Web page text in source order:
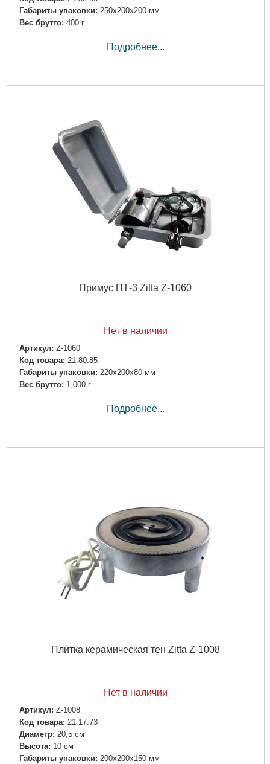
Габариты упаковки: 250x200x200 мм
Вес брутто: 400 г
Подробнее...
Примус ПТ-3 Zitta Z-1060
Нет в наличии
Артикул: Z-1060
Код товара: 21.80.85
Габариты упаковки: 220x200x80 мм
Вес брутто: 1,000 г
Подробнее...
Плитка керамическая тен Zitta Z-1008
Нет в наличии
Артикул: Z-1008
Код товара: 21.17.73
Диаметр: 20,5 см
Высота: 10 см
Габариты упаковки: 200x200x150 мм